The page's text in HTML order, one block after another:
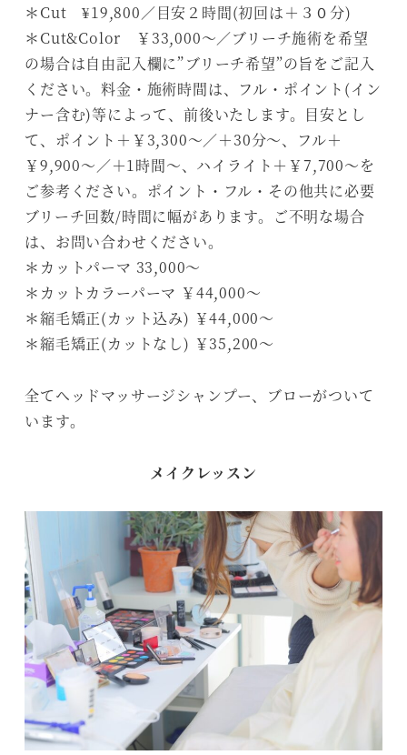
＊Cut ¥19,800／目安２時間(初回は＋３０分)
＊Cut&Color ￥33,000～／ブリーチ施術を希望
の場合は自由記入欄に”ブリーチ希望”の旨をご記入
ください。料金・施術時間は、フル・ポイント(イン
ナー含む)等によって、前後いたします。目安とし
て、ポイント＋￥3,300～／＋30分～、フル＋
￥9,900～／＋1時間～、ハイライト＋￥7,700～を
ご参考ください。ポイント・フル・その他共に必要
ブリーチ回数/時間に幅があります。ご不明な場合
は、お問い合わせください。
＊カットパーマ 33,000～
＊カットカラーパーマ ￥44,000～
＊縮毛矯正(カット込み) ￥44,000～
＊縮毛矯正(カットなし) ￥35,200～
全てヘッドマッサージシャンプー、ブローがついて
います。
メイクレッスン